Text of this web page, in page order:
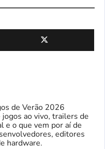
de Verão 2026
jogos ao vivo, trailers de
e o que vem por aí de
editores
hardware.